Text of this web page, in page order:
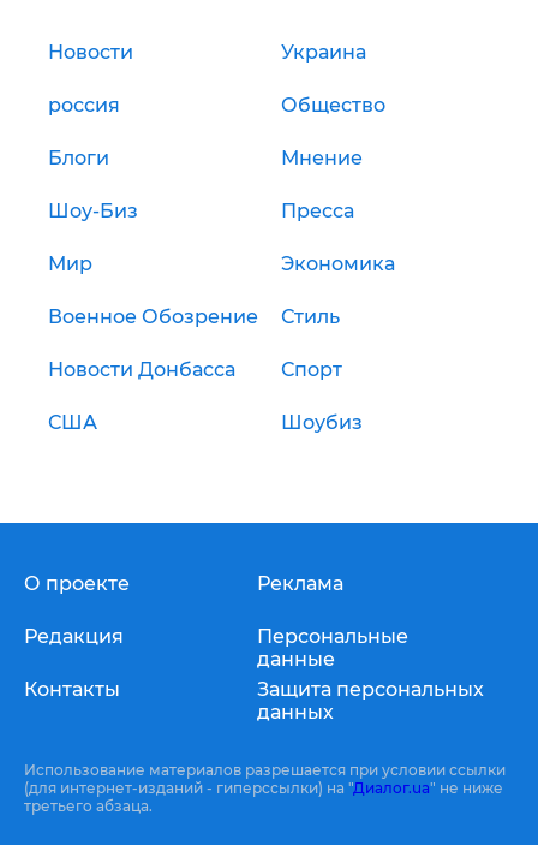
Новости Украина
россия Общество
Блоги Мнение
Шоу-Биз Пресса
Мир Экономика
Военное Обозрение Стиль
Новости Донбасса Спорт
США Шоубиз
О проекте
Редакция
Контакты
Реклама
Персональные
данные
Защита персональных
данных
Использование материалов разрешается при условии ссылки
(для интернет-изданий - гиперссылки) на "Диалог.ua" не ниже
третьего абзаца.